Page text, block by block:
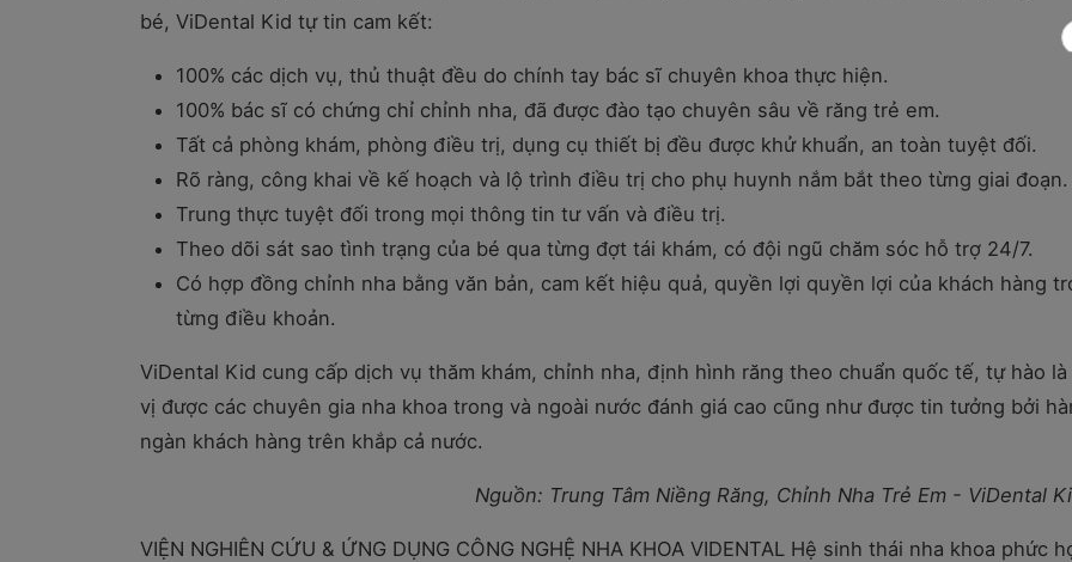
bé, ViDental Kid tự tin cam kết:
100% các dịch vụ, thủ thuật đều do chính tay bác sĩ chuyên khoa thực hiện.
100% bác sĩ có chứng chỉ chỉnh nha, đã được đào tạo chuyên sâu về răng trẻ em.
Tất cả phòng khám, phòng điều trị, dụng cụ thiết bị đều được khử khuẩn, an toàn tuyệt đối.
Rõ ràng, công khai về kế hoạch và lộ trình điều trị cho phụ huynh nắm bắt theo từng giai đoạn.
Trung thực tuyệt đối trong mọi thông tin tư vấn và điều trị.
Theo dõi sát sao tình trạng của bé qua từng đợt tái khám, có đội ngũ chăm sóc hỗ trợ 24/7.
Có hợp đồng chỉnh nha bằng văn bản, cam kết hiệu quả, quyền lợi quyền lợi của khách hàng
từng điều khoản.
ViDental Kid cung cấp dịch vụ thăm khám, chỉnh nha, định hình răng theo chuẩn quốc tế, tự hào là
vị được các chuyên gia nha khoa trong và ngoài nước đánh giá cao cũng như được tin tưởng bởi
ngàn khách hàng trên khắp cả nước.
Nguồn: Trung Tâm Niềng Răng, Chỉnh Nha Trẻ Em - ViDental
VIỆN NGHIÊN CỨU & ỨNG DỤNG CÔNG NGHỆ NHA KHOA VIDENTAL Hệ sinh thái nha khoa phức